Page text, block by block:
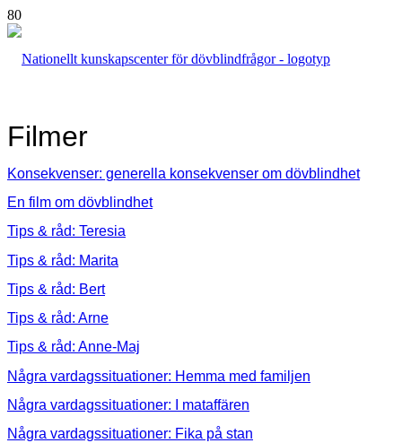
Filmer
Konsekvenser: generella konsekvenser om dövblindhet
En film om dövblindhet
Tips & råd: Teresia
Tips & råd: Marita
Tips & råd: Bert
Tips & råd: Arne
Tips & råd: Anne-Maj
Några vardagssituationer: Hemma med familjen
Några vardagssituationer: I mataffären
Några vardagssituationer: Fika på stan